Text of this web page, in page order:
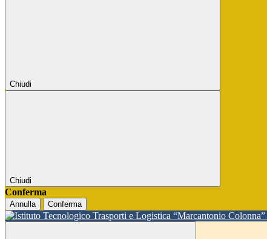
Chiudi
Chiudi
Conferma
Annulla Conferma